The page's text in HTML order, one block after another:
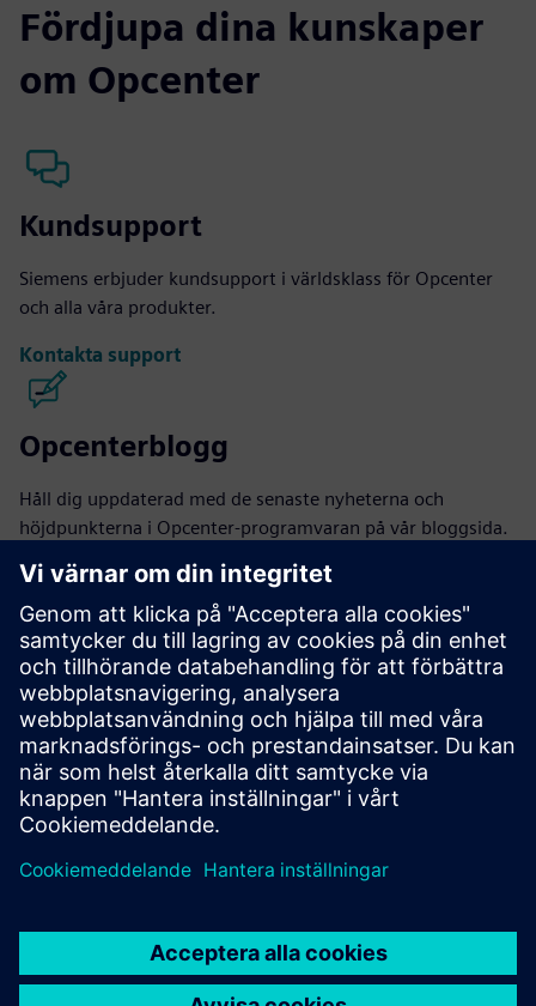
Fördjupa dina kunskaper
om Opcenter
Kundsupport
Siemens erbjuder kundsupport i världsklass för Opcenter
och alla våra produkter.
Kontakta support
Opcenterblogg
Håll dig uppdaterad med de senaste nyheterna och
höjdpunkterna i Opcenter-programvaran på vår bloggsida.
Besök bloggen
Opcentergemenskap
Gå med i konversationen eller få svar på alla dina Opcenter-
programvarufrågor.
Besök communityn